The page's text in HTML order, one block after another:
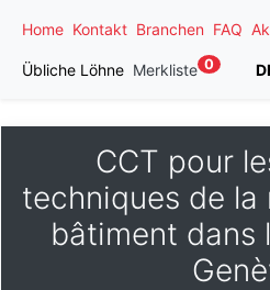
Home Kontakt Branchen FAQ
Übliche Löhne Merkliste 0
CCT pour
techniques de la
bâtiment dans